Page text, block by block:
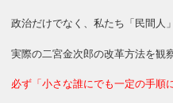
政治だけでなく、私たち「民間人
実際の二宮金次郎の改革方法を観
必ず「小さな誰にでも一定の手順